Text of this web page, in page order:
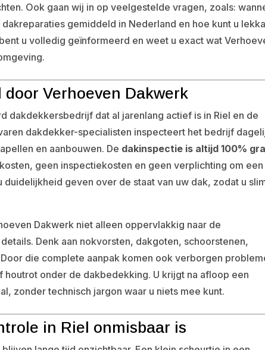
Ook gaan wij in op veelgestelde vragen, zoals:
gemiddeld in Nederland en hoe kunt u
u volledig geïnformeerd en weet u exact wat
Verhoeven Dakwerk
dakdekkersbedrijf dat al jarenlang actief is in Riel en de
dakdekker-specialisten inspecteert het bedrijf
en aanbouwen. De dakinspectie is altijd 100%
geen inspectiekosten en geen verplichting om een
geven over de staat van uw dak, zodat u
Dakwerk niet alleen oppervlakkig naar de
Denk aan nokvorsten, dakgoten, schoorstenen,
die complete aanpak komen ook verborgen
onder de dakbedekking. U krijgt na afloop een
zonder technisch jargon waar u niets mee kunt.
in Riel onmisbaar is